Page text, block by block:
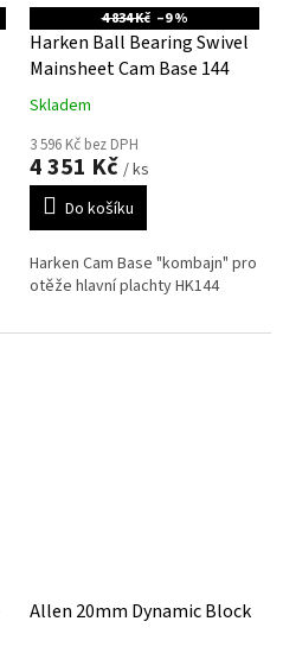
4 834 Kč –9 %
Harken Ball Bearing Swivel
Mainsheet Cam Base 144
Skladem
3 596 Kč bez DPH
4 351 Kč / ks
Do košíku
Harken Cam Base "kombajn" pro
otěže hlavní plachty HK144
Allen 20mm Dynamic Block